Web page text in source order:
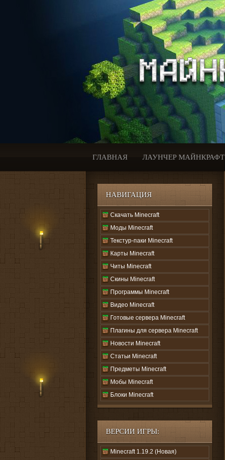
ГЛАВНАЯ ЛАУНЧЕР МАЙНКРАФТ
НАВИГАЦИЯ
Скачать Minecraft
Моды Minecraft
Текстур-паки Minecraft
Карты Minecraft
Читы Minecraft
Скины Minecraft
Программы Minecraft
Видео Minecraft
Готовые сервера Minecraft
Плагины для сервера Minecraft
Новости Minecraft
Статьи Minecraft
Предметы Minecraft
Мобы Minecraft
Блоки Minecraft
ВЕРСИИ ИГРЫ:
Minecraft 1.19.2 (Новая)